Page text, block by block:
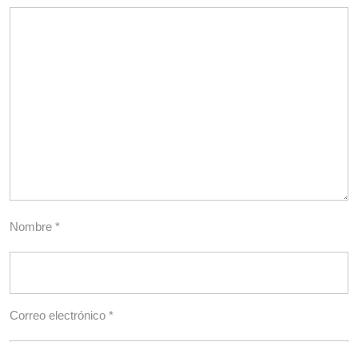
Nombre *
Correo electrónico *